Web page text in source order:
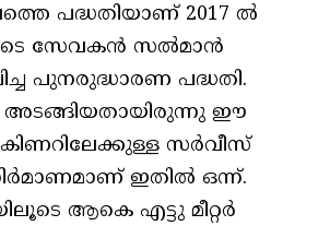
പദ്ധതിയാണ് 2017 ല്‍
സേവകന്‍ സല്‍മാന്‍
പുനരുദ്ധാരണ പദ്ധതി.
അടങ്ങിയതായിരുന്നു ഈ
സര്‍വീസ്
ഇതില്‍ ഒന്ന്.
ആകെ എട്ടു മീറ്റര്‍